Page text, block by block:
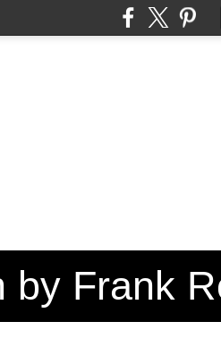
by Frank